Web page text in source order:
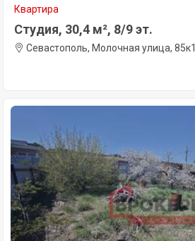
Квартира
Студия, 30,4 м², 8/9 эт.
Севастополь, Молочная улица, 85к1